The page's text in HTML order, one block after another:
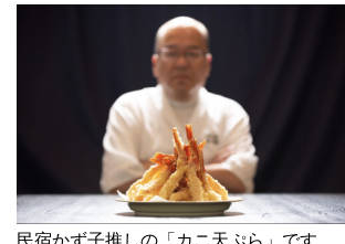
民宿かず子推しの「カニ天ぷら」です